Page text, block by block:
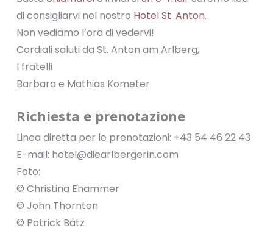
di consigliarvi nel nostro Hotel St. Anton.
Non vediamo l’ora di vedervi!
Cordiali saluti da St. Anton am Arlberg,
I fratelli
Barbara e Mathias Kometer
Richiesta e prenotazione
Linea diretta per le prenotazioni: +43 54 46 22 43
E-mail: hotel@diearlbergerin.com
Foto:
© Christina Ehammer
© John Thornton
© Patrick Bätz